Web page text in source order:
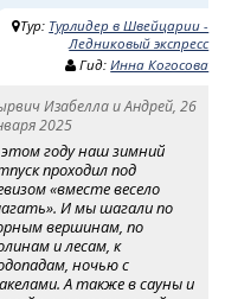
Тур: Турлидер в Швейцарии -
Ледниковый экспресс
Гид:Инна Когосова
Изабелла и Андрей, 26
2025
году наш зимний
проходил под
«вместе весело
И мы шагали по
вершинам, по
и лесам, к
ночью с
А также в сауны и